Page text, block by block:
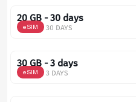
20 GB - 30 days
eSIM 30 DAYS
30 GB - 3 days
eSIM 3 DAYS